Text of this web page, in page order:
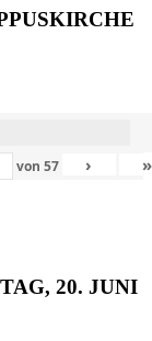
von 57 › »
20. JUNI